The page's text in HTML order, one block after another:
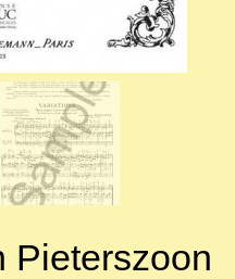
Pieterszoon